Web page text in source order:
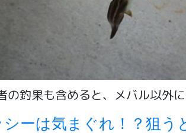
の釣果も含めると、メバル以外
ーは気まぐれ！？狙う